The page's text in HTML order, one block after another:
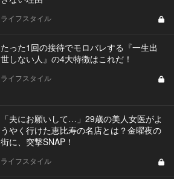
ライフスタイル
たった1回の接待でモロバレする『一生出
世しない人』の4大特徴はこれだ！
ライフスタイル
「夫にお願いして…」29歳の美人女医がよ
うやく行けた恵比寿の名店とは？金曜夜の
街に、突撃SNAP！
ライフスタイル